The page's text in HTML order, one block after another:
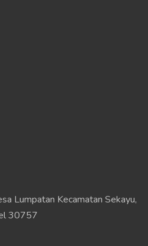
Lumpatan Kecamatan Sekayu,
30757